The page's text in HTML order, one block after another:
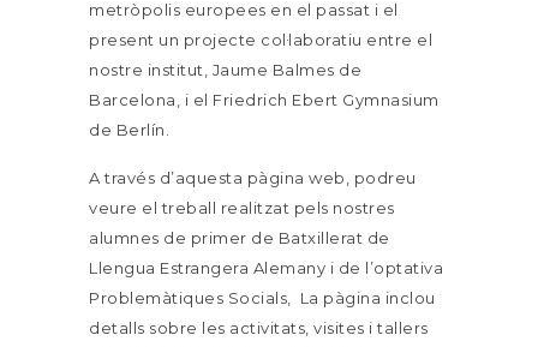
metròpolis europees en el passat i el
present un projecte col·laboratiu entre el
nostre institut, Jaume Balmes de
Barcelona, i el Friedrich Ebert Gymnasium
de Berlín.
A través d’aquesta pàgina web, podreu
veure el treball realitzat pels nostres
alumnes de primer de Batxillerat de
Llengua Estrangera Alemany i de l’optativa
Problemàtiques Socials, La pàgina inclou
detalls sobre les activitats, visites i tallers